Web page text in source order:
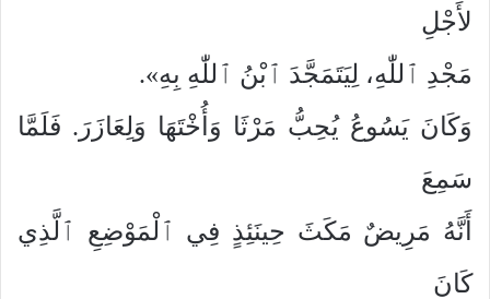
لأَجْلِ
مَجْدِ ٱللّٰهِ، لِيَتَمَجَّدَ ٱبْنُ ٱللّٰهِ بِهِ».
وَكَانَ يَسُوعُ يُحِبُّ مَرْثَا وَأُخْتَهَا وَلِعَازَرَ. فَلَمَّا
سَمِعَ
أَنَّهُ مَرِيضٌ مَكَثَ حِينَئِذٍ فِي ٱلْمَوْضِعِ ٱلَّذِي
كَانَ